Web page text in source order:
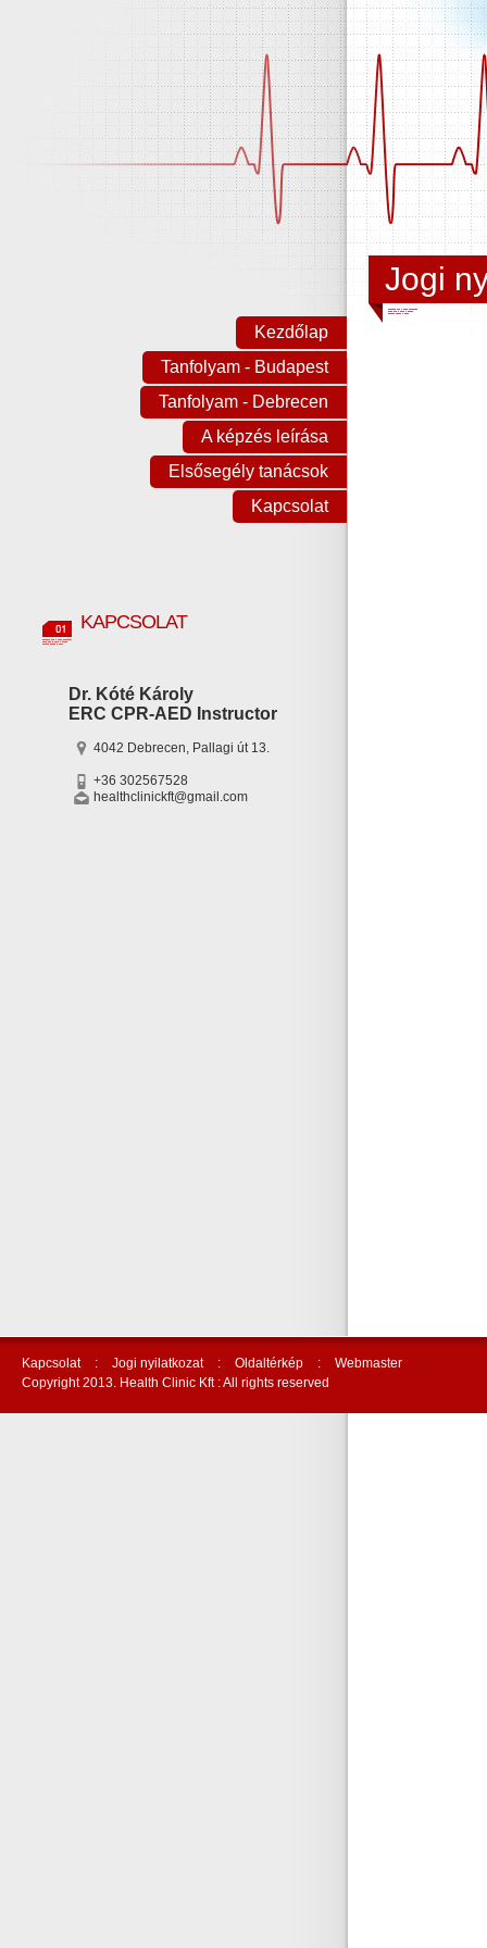
Kezdőlap
Tanfolyam - Budapest
Tanfolyam - Debrecen
A képzés leírása
Elsősegély tanácsok
Kapcsolat
KAPCSOLAT
Dr. Kóté Károly
ERC CPR-AED Instructor
4042 Debrecen, Pallagi út 13.
+36 302567528
healthclinickft@gmail.com
Jogi
Kapcsolat : Jogi nyilatkozat : Oldaltérkép :
Webmaster
Copyright 2013. Health Clinic Kft : All rights reserved